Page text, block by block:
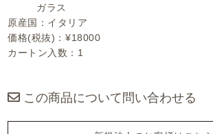
ガラス
原産国：イタリア
価格(税抜)：¥18000
カートン入数：1
この商品について問い合わせる